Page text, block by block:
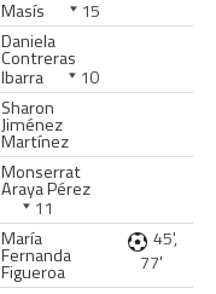
Masís
15
Daniela
Contreras
Ibarra
10
Sharon
Jiménez
Martínez
Monserrat
Araya Pérez
11
María
Fernanda
Figueroa
45',
77'